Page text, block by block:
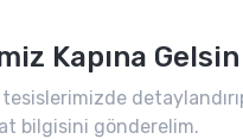
Kapına Gelsin
bilgisini gönderelim.